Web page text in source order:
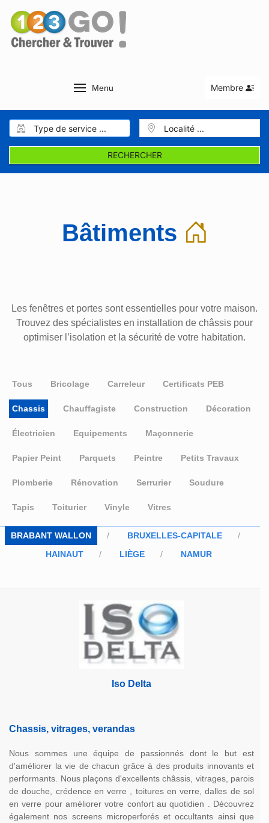
Menu Membre
RECHERCHER
Bâtiments
Les fenêtres et portes sont essentielles pour votre maison.
Trouvez des spécialistes en installation de châssis pour
optimiser l’isolation et la sécurité de votre habitation.
Tous Bricolage Carreleur Certificats PEB
Chassis Chauffagiste Construction Décoration
Électricien Equipements Maçonnerie
Papier Peint Parquets Peintre Petits Travaux
Plomberie Rénovation Serrurier Soudure
Tapis Toiturier Vinyle Vitres
BRABANT WALLON
BRUXELLES-CAPITALE
HAINAUT
LIÈGE NAMUR
Iso Delta
Chassis, vitrages, verandas
Nous sommes une équipe de passionnés dont le but est
d'améliorer la vie de chacun grâce à des produits innovants et
performants. Nous plaçons d'excellents châssis, vitrages, parois
de douche, crédence en verre , toitures en verre, dalles de sol
en verre pour améliorer votre confort au quotidien . Découvrez
également nos screens microperforés et occultants ainsi que